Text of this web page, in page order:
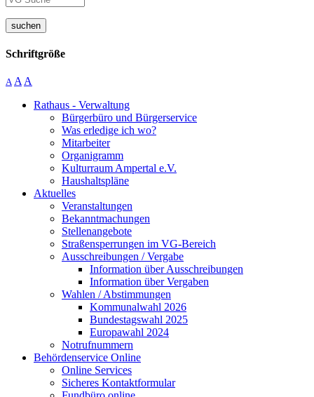
suchen
Schriftgröße
A A A
Rathaus - Verwaltung
Bürgerbüro und Bürgerservice
Was erledige ich wo?
Mitarbeiter
Organigramm
Kulturraum Ampertal e.V.
Haushaltspläne
Aktuelles
Veranstaltungen
Bekanntmachungen
Stellenangebote
Straßensperrungen im VG-Bereich
Ausschreibungen / Vergabe
Information über Ausschreibungen
Information über Vergaben
Wahlen / Abstimmungen
Kommunalwahl 2026
Bundestagswahl 2025
Europawahl 2024
Notrufnummern
Behördenservice Online
Online Services
Sicheres Kontaktformular